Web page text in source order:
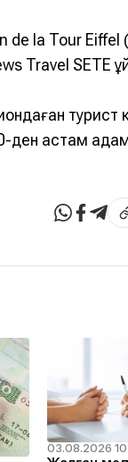
la Tour Eiffel
Travel SETE
турист
ден астам
03.08.2026